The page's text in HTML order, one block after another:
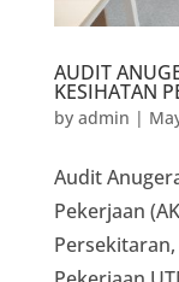
AUDIT
KESIHATAN
by admin |
Audit
Pekerjaan